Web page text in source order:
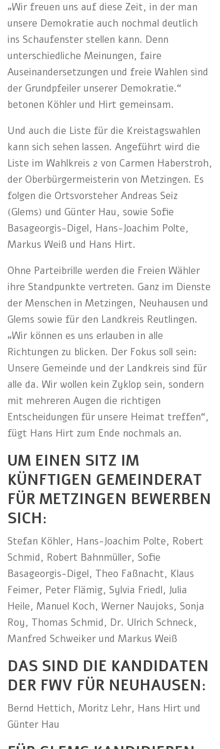
„Wir freuen uns auf diese Zeit, in der man
unsere Demokratie auch nochmal deutlich
ins Schaufenster stellen kann. Denn
unterschiedliche Meinungen, faire
Auseinandersetzungen und freie Wahlen sind
der Grundpfeiler unserer Demokratie.“
betonen Köhler und Hirt gemeinsam.
Und auch die Liste für die Kreistagswahlen
kann sich sehen lassen. Angeführt wird die
Liste im Wahlkreis 2 von Carmen Haberstroh,
der Oberbürgermeisterin von Metzingen. Es
folgen die Ortsvorsteher Andreas Seiz
(Glems) und Günter Hau, sowie Sofie
Basageorgis-Digel, Hans-Joachim Polte,
Markus Weiß und Hans Hirt.
Ohne Parteibrille werden die Freien Wähler
ihre Standpunkte vertreten. Ganz im Dienste
der Menschen in Metzingen, Neuhausen und
Glems sowie für den Landkreis Reutlingen.
„Wir können es uns erlauben in alle
Richtungen zu blicken. Der Fokus soll sein:
Unsere Gemeinde und der Landkreis sind für
alle da. Wir wollen kein Zyklop sein, sondern
mit mehreren Augen die richtigen
Entscheidungen für unsere Heimat treffen“,
fügt Hans Hirt zum Ende nochmals an.
UM EINEN SITZ IM
KÜNFTIGEN GEMEINDERAT
FÜR METZINGEN BEWERBEN
SICH:
Stefan Köhler, Hans-Joachim Polte, Robert
Schmid, Robert Bahnmüller, Sofie
Basageorgis-Digel, Theo Faßnacht, Klaus
Feimer, Peter Flämig, Sylvia Friedl, Julia
Heile, Manuel Koch, Werner Naujoks, Sonja
Roy, Thomas Schmid, Dr. Ulrich Schneck,
Manfred Schweiker und Markus Weiß
DAS SIND DIE KANDIDATEN
DER FWV FÜR NEUHAUSEN:
Bernd Hettich, Moritz Lehr, Hans Hirt und
Günter Hau